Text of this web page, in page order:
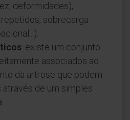
deformidades),
sobrecarga
: existe um conjunto
associados ao
da artrose que podem
através de um simples